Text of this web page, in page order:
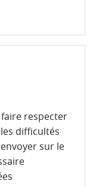
respecter
difficultés
sur le